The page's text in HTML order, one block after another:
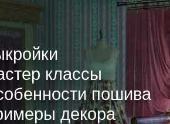
классы
пошива
декора